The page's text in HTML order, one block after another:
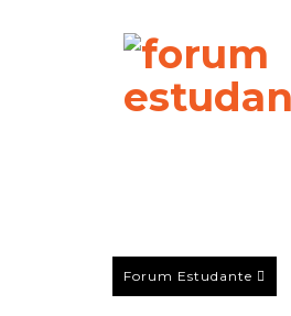
Forum Estudante